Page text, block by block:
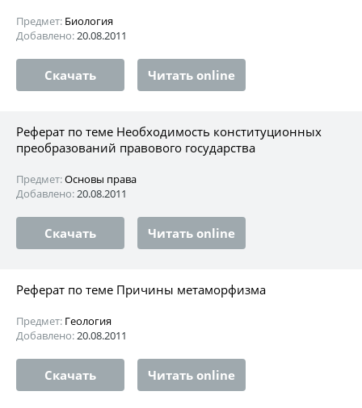
Предмет: Биология
Добавлено:20.08.2011
Скачать Читать online
Реферат по теме Необходимость конституционных
преобразований правового государства
Предмет:Основы права
Добавлено:20.08.2011
Скачать Читать online
Реферат по теме Причины метаморфизма
Предмет: Геология
Добавлено:20.08.2011
Скачать Читать online